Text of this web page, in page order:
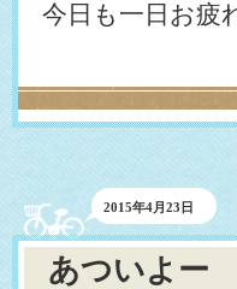
今日も一日お疲
2015年4月23日
あついよー